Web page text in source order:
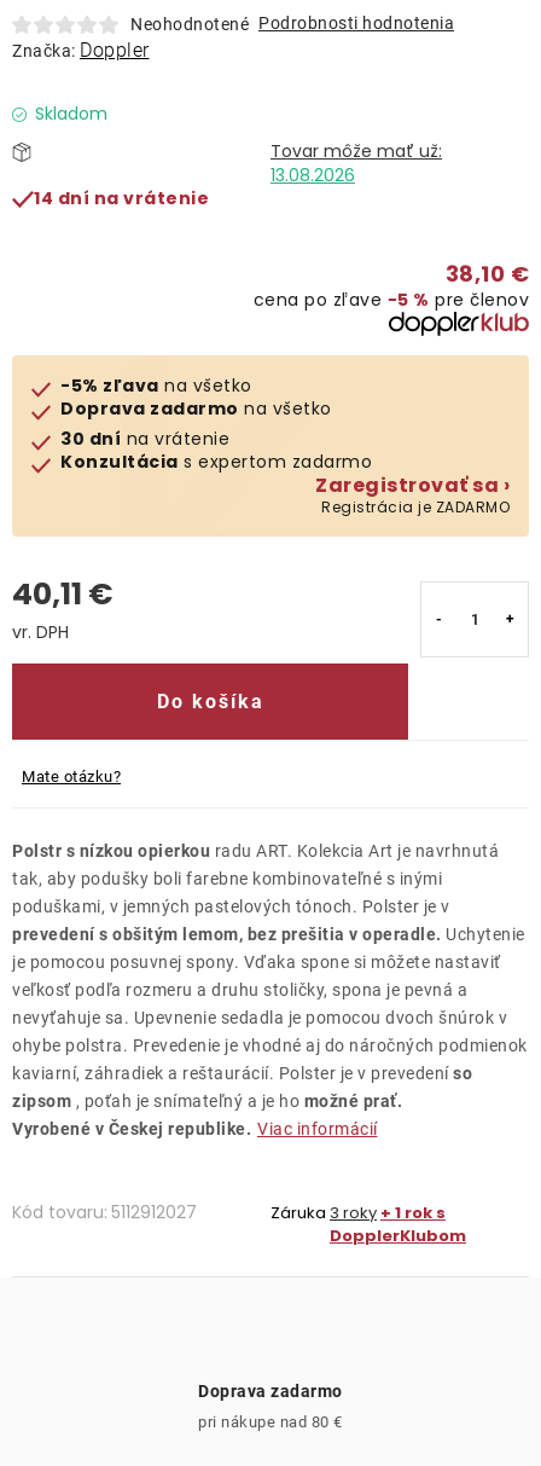
Predávané značky
Klub výhod
Kontakty
Neohodnotené Podrobnosti hodnotenia
Značka: Doppler
Skladom
13.08.2026
14 dní na vrátenie
38,10 €
cena po zľave −5 % pre členov
-5% zľava na všetko
Doprava zadarmo na všetko
30 dní na vrátenie
Konzultácia s expertom zadarmo
Zaregistrovať sa ›
Registrácia je ZADARMO
40,11 €
Do košíka
Mate otázku?
Polstr s nízkou opierkou radu ART. Kolekcia Art je navrhnutá
tak, aby podušky boli farebne kombinovateľné s inými
poduškami, v jemných pastelových tónoch. Polster je v
prevedení s obšitým lemom, bez prešitia v operadle. Uchytenie
je pomocou posuvnej spony. Vďaka spone si môžete nastaviť
veľkosť podľa rozmeru a druhu stoličky, spona je pevná a
nevyťahuje sa. Upevnenie sedadla je pomocou dvoch šnúrok v
ohybe polstra. Prevedenie je vhodné aj do náročných podmienok
kaviarní, záhradiek a reštaurácií. Polster je v prevedeníso
zipsom , poťah je snímateľný a je ho možné prať.
Vyrobené v Českej republike. Viac informácií
Kód tovaru: 5112912027 Záruka 3 roky + 1 rok s
DopplerKlubom
Doprava zadarmo
pri nákupe nad 80 €